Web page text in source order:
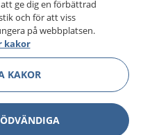
och information om
du kan kontakta.
och göra dina
1177 för
runt.
bättre.
ge dig en förbättrad
och för att viss
på webbplatsen.
kakor
KAKOR